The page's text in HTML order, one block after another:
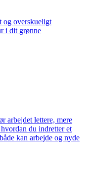
og overskueligt
i dit grønne
arbejdet lettere, mere
du indretter et
kan arbejde og nyde